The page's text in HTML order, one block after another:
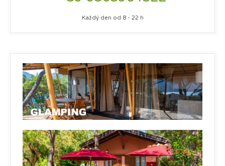
Každý den od 8 - 22 h